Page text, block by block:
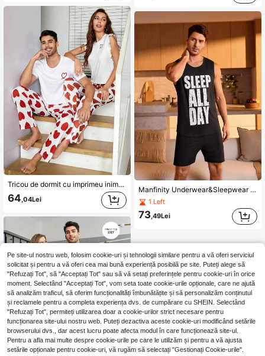
Tricou de dormit cu imprimeu inimă 1 bucată bărbați și pantaloni de dormit 1 bucată
64,04Lei
Manfinity Underwear&Sleepwear Basics Tricou de dormit cu litere grafice pentru bărbați, 1 bucată și pantaloni scurți de somn pentru 1 bucată
1 Left
73,49Lei
Pe site-ul nostru web, folosim cookie-uri și tehnologii similare pentru a vă oferi serviciul
solicitat și pentru a vă oferi cea mai bună experiență posibilă pe site. Puteți alege să
"Refuzați Tot", să "Acceptați Tot" sau să vă setați preferințele pentru cookie-uri în orice
moment. Selectând "Acceptați Tot", vom seta toate cookie-urile opționale, care ne ajută
să analizăm traficul, să oferim funcționalități îmbunătățite și să personalizăm conținutul
și reclamele pentru a completa experiența dvs. de cumpărare cu SHEIN. Selectând
"Refuzați Tot", permiteți utilizarea doar a cookie-urilor strict necesare pentru
funcționarea site-ului nostru web. Puteți dezactiva aceste cookie-uri modificând setările
browserului dvs., dar acest lucru poate afecta modul în care funcționează site-ul.
Pentru a afla mai multe despre cookie-urile pe care le utilizăm și pentru a vă ajusta
setările opționale pentru cookie-uri, vă rugăm să selectați "Gestionați Cookie-urile".